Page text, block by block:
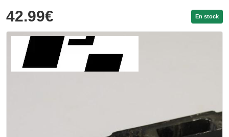
42.99€ En stock